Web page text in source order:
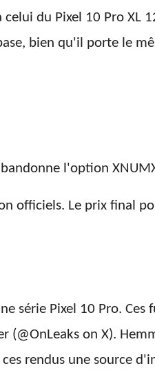
du Pixel 10 Pro XL
bien qu'il porte le
l'option
officiels. Le prix final
série Pixel 10 Pro. Ces
(@OnLeaks on X).
rendus une source